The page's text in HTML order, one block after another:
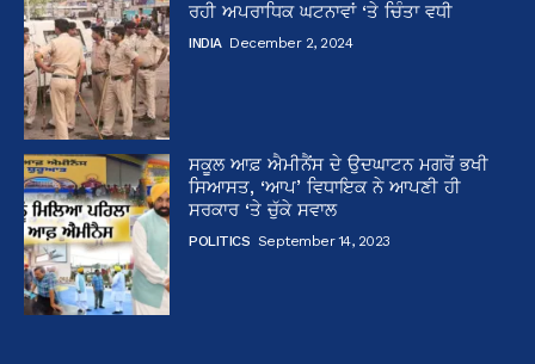
ਰਹੀ ਅਪਰਾਧਿਕ ਘਟਨਾਵਾਂ ‘ਤੇ ਚਿੰਤਾ ਵਧੀ
INDIA December 2, 2024
ਸਕੂਲ ਆਫ਼ ਐਮੀਨੈਂਸ ਦੇ ਉਦਘਾਟਨ ਮਗਰੋਂ ਭਖੀ
ਸਿਆਸਤ, ‘ਆਪ’ ਵਿਧਾਇਕ ਨੇ ਆਪਣੀ ਹੀ
ਸਰਕਾਰ ‘ਤੇ ਚੁੱਕੇ ਸਵਾਲ
POLITICS September 14, 2023